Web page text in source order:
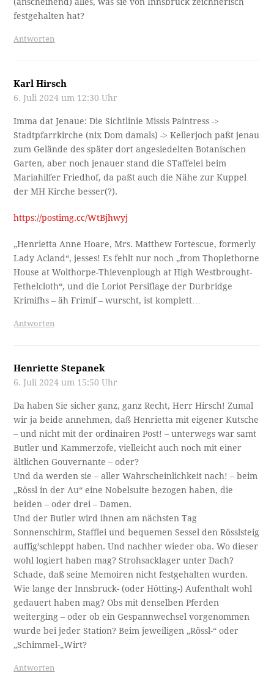
festgehalten hat?
Antworten
Karl Hirsch
6. Juli 2024 um 12:30 Uhr
Imma dat Jenaue: Die Sichtlinie Missis Paintress ->
Stadtpfarrkirche (nix Dom damals) -> Kellerjoch paßt jenau
zum Gelände des später dort angesiedelten Botanischen
Garten, aber noch jenauer stand die STaffelei beim
Mariahilfer Friedhof, da paßt auch die Nähe zur Kuppel
der MH Kirche besser(?).
https://postimg.cc/WtBjhwyj
„Henrietta Anne Hoare, Mrs. Matthew Fortescue, formerly
Lady Acland“, jesses! Es fehlt nur noch „from Thoplethorne
House at Wolthorpe-Thievenplough at High Westbrought-
Fethelcloth“, und die Loriot Persiflage der Durbridge
Krimifhs – äh Frimif – wurscht, ist komplett…
Antworten
Henriette Stepanek
6. Juli 2024 um 15:50 Uhr
Da haben Sie sicher ganz, ganz Recht, Herr Hirsch! Zumal
wir ja beide annehmen, daß Henrietta mit eigener Kutsche
– und nicht mit der ordinairen Post! – unterwegs war samt
Butler und Kammerzofe, vielleicht auch noch mit einer
ältlichen Gouvernante – oder?
Und da werden sie – aller Wahrscheinlichkeit nach! – beim
„Rössl in der Au“ eine Nobelsuite bezogen haben, die
beiden – oder drei – Damen.
Und der Butler wird ihnen am nächsten Tag
Sonnenschirm, Stafflei und bequemen Sessel den Rösslsteig
auffig’schleppt haben. Und nachher wieder oba. Wo dieser
wohl logiert haben mag? Strohsacklager unter Dach?
Schade, daß seine Memoiren nicht festgehalten wurden.
Wie lange der Innsbruck- (oder Hötting-) Aufenthalt wohl
gedauert haben mag? Obs mit denselben Pferden
weiterging – oder ob ein Gespannwechsel vorgenommen
wurde bei jeder Station? Beim jeweiligen „Rössl-“ oder
„Schimmel-„Wirt?
Antworten